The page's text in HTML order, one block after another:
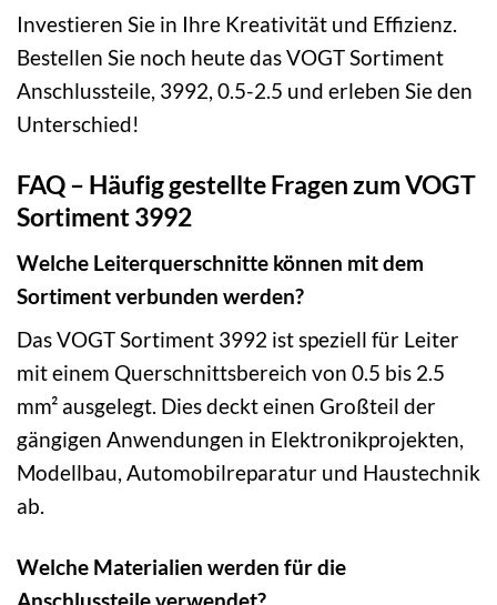
Investieren Sie in Ihre Kreativität und Effizienz.
Bestellen Sie noch heute das VOGT Sortiment
Anschlussteile, 3992, 0.5-2.5 und erleben Sie den
Unterschied!
FAQ – Häufig gestellte Fragen zum VOGT
Sortiment 3992
Welche Leiterquerschnitte können mit dem
Sortiment verbunden werden?
Das VOGT Sortiment 3992 ist speziell für Leiter
mit einem Querschnittsbereich von 0.5 bis 2.5
mm² ausgelegt. Dies deckt einen Großteil der
gängigen Anwendungen in Elektronikprojekten,
Modellbau, Automobilreparatur und Haustechnik
ab.
Welche Materialien werden für die